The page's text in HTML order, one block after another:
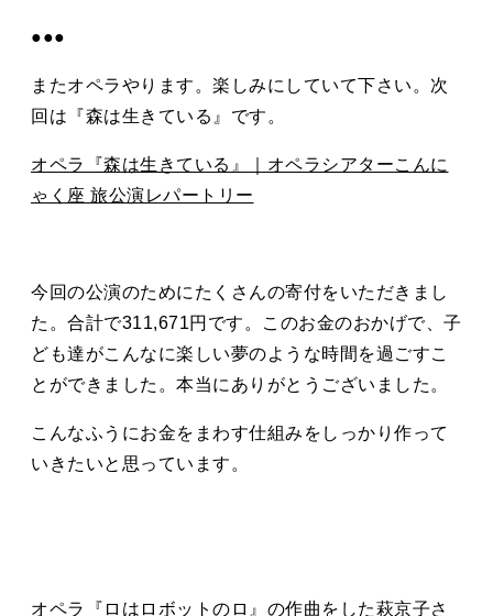
●●●
またオペラやります。楽しみにしていて下さい。次
回は『森は生きている』です。
オペラ『森は生きている』｜オペラシアターこんに
ゃく座 旅公演レパートリー
今回の公演のためにたくさんの寄付をいただきまし
た。合計で311,671円です。このお金のおかげで、子
ども達がこんなに楽しい夢のような時間を過ごすこ
とができました。本当にありがとうございました。
こんなふうにお金をまわす仕組みをしっかり作って
いきたいと思っています。
オペラ『ロはロボットのロ』の作曲をした萩京子さ